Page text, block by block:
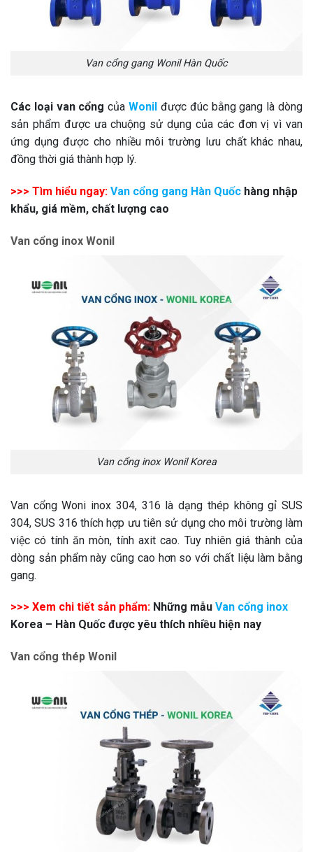
Van cổng gang Wonil Hàn Quốc
Các loại van cổng củaWonil được đúc bằng gang là dòng
sản phẩm được ưa chuộng sử dụng của các đơn vị vì van
ứng dụng được cho nhiều môi trường lưu chất khác nhau,
đồng thời giá thành hợp lý.
>>> Tìm hiểu ngay: Van cổng gang Hàn Quốc hàng nhập
khẩu, giá mềm, chất lượng cao
Van cổng inox Wonil
Van cổng inox Wonil Korea
Van cổng Woni inox 304, 316 là dạng thép không gỉ SUS
304, SUS 316 thích hợp ưu tiên sử dụng cho môi trường làm
việc có tính ăn mòn, tính axit cao. Tuy nhiên giá thành của
dòng sản phẩm này cũng cao hơn so với chất liệu làm bằng
gang.
>>> Xem chi tiết sản phẩm: Những mẫu Van cổng inox
Korea – Hàn Quốc được yêu thích nhiều hiện nay
Van cổng thép Wonil